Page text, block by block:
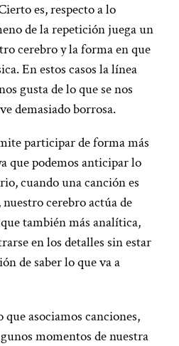
es, respecto a lo
de la repetición juega un
cerebro y la forma en que
En estos casos la línea
gusta de lo que se nos
demasiado borrosa.
participar de forma más
que podemos anticipar lo
cuando una canción es
cerebro actúa de
también más analítica,
en los detalles sin estar
de saber lo que va a
asociamos canciones,
momentos de nuestra